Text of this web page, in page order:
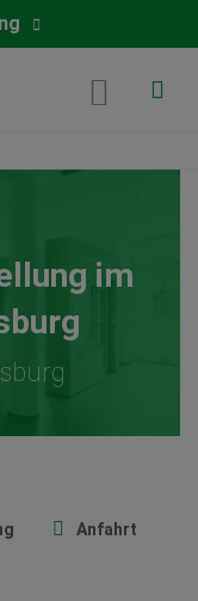
im
Anfahrt